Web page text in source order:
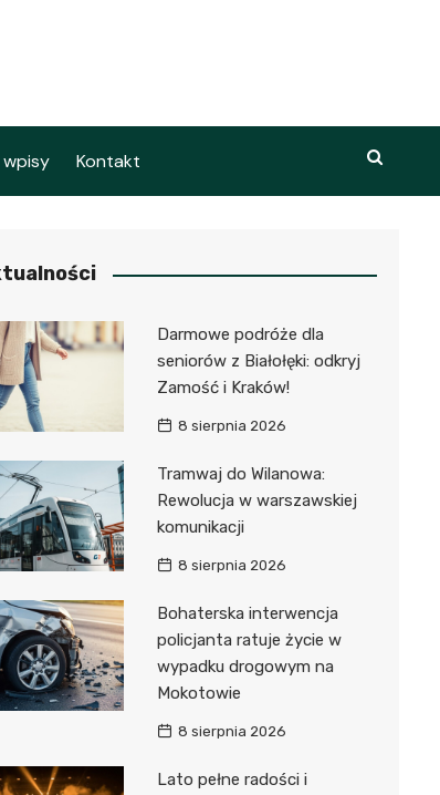
Kontakt
Darmowe podróże dla
seniorów z Białołęki: odkryj
Zamość i Kraków!
8 sierpnia 2026
Tramwaj do Wilanowa:
Rewolucja w warszawskiej
komunikacji
8 sierpnia 2026
Bohaterska interwencja
policjanta ratuje życie w
wypadku drogowym na
Mokotowie
8 sierpnia 2026
Lato pełne radości i